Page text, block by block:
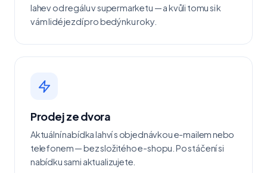
lahev od regálu v supermarketu — a kvůli tomu si k
vám lidé jezdí pro bedýnku roky.
Prodej ze dvora
Aktuální nabídka lahví s objednávkou e-mailem nebo
telefonem — bez složitého e-shopu. Po stáčení si
nabídku sami aktualizujete.